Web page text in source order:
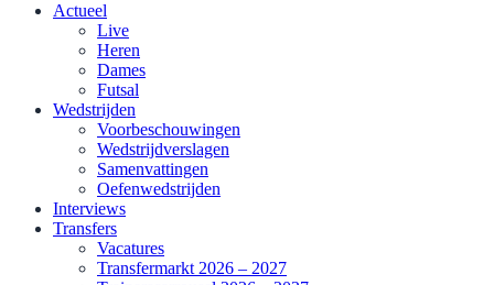
Actueel
Live
Heren
Dames
Futsal
Wedstrijden
Voorbeschouwingen
Wedstrijdverslagen
Samenvattingen
Oefenwedstrijden
Interviews
Transfers
Vacatures
Transfermarkt 2026 – 2027